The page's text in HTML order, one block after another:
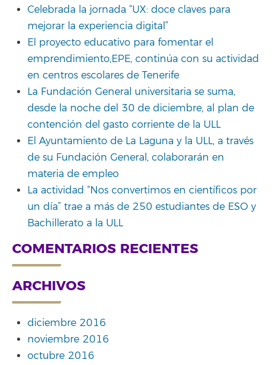
Celebrada la jornada “UX: doce claves para
mejorar la experiencia digital”
El proyecto educativo para fomentar el
emprendimiento,EPE, continúa con su actividad
en centros escolares de Tenerife
La Fundación General universitaria se suma,
desde la noche del 30 de diciembre, al plan de
contención del gasto corriente de la ULL
El Ayuntamiento de La Laguna y la ULL, a través
de su Fundación General, colaborarán en
materia de empleo
La actividad “Nos convertimos en científicos por
un día” trae a más de 250 estudiantes de ESO y
Bachillerato a la ULL
COMENTARIOS RECIENTES
ARCHIVOS
diciembre 2016
noviembre 2016
octubre 2016